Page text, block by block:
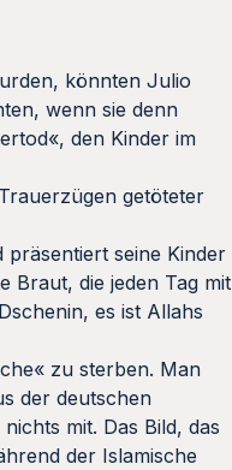
könnten Julio
wenn sie denn
den Kinder im
getöteter
seine Kinder
Braut, die jeden Tag mit
es ist Allahs
zu sterben. Man
der deutschen
mit. Das Bild, das
der Islamische